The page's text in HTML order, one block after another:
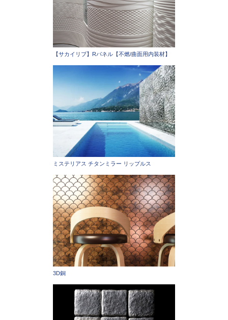
【サカイリブ】Rパネル【不燃/曲面用内装材】
ミステリアス チタンミラー リップルス
3D銅